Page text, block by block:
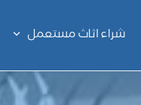
شراء اثاث مستعمل